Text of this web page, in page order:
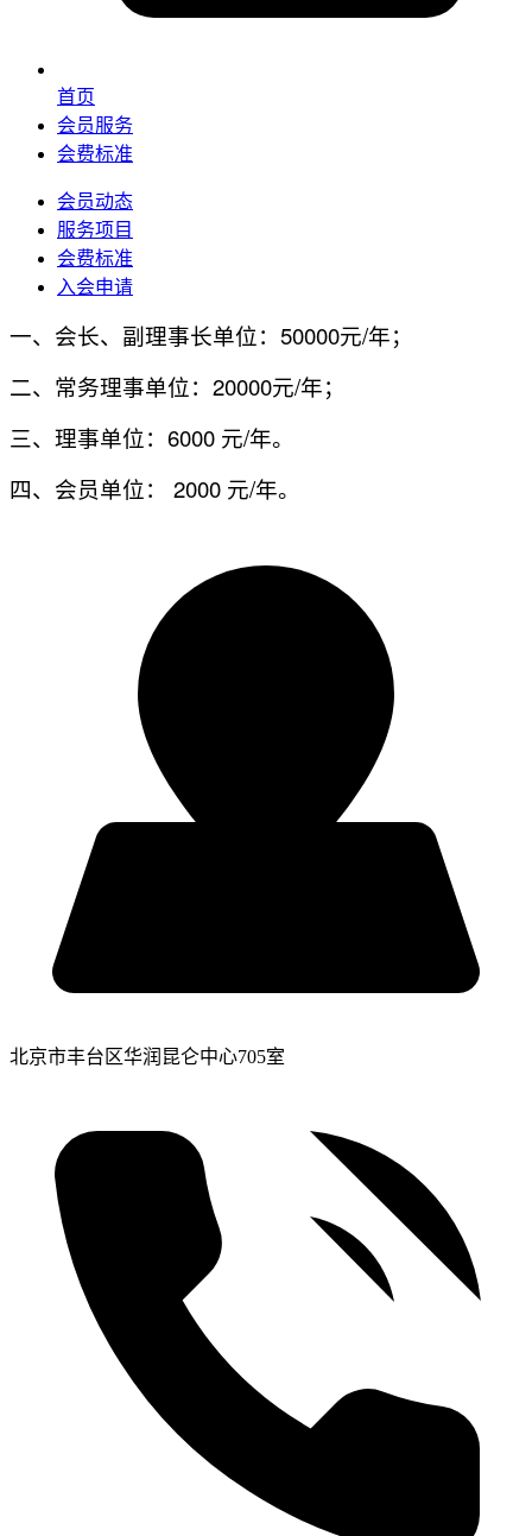
首页
会员服务
会费标准
会员动态
服务项目
会费标准
入会申请
一、会长、副理事长单位：50000元/年；
二、常务理事单位：20000元/年；
三、理事单位：6000 元/年。
四、会员单位： 2000 元/年。
北京市丰台区华润昆仑中心705室